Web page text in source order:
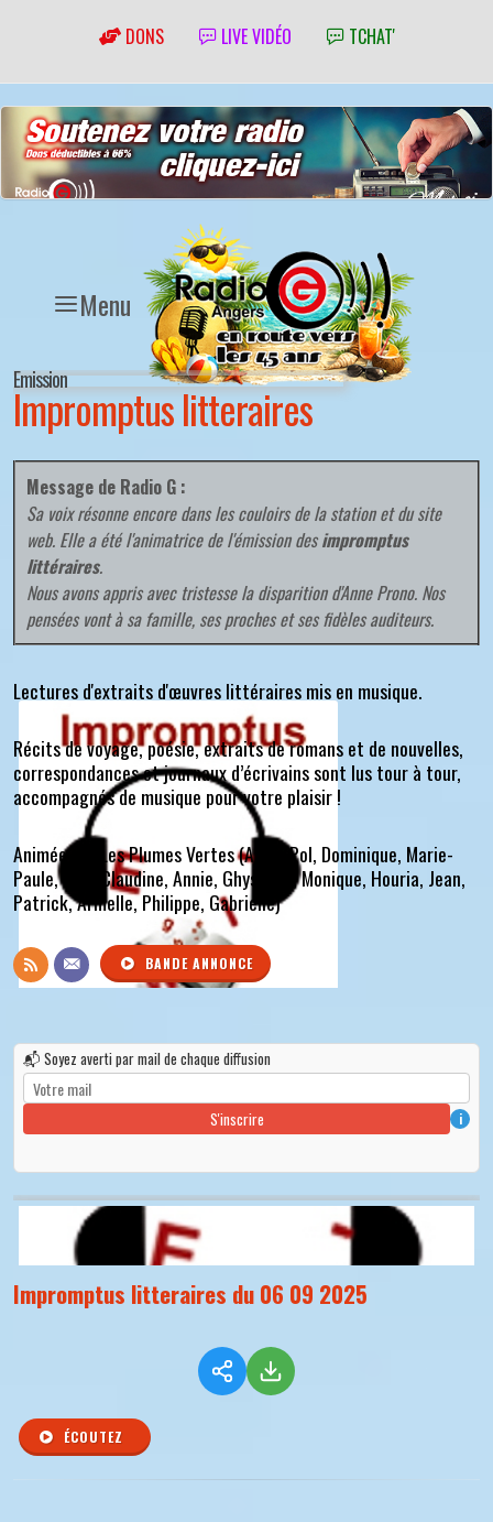
DONS LIVE VIDÉO TCHAT'
Menu
Emission
Impromptus litteraires
Message de Radio G :
Sa voix résonne encore dans les couloirs de la station et du site
web. Elle a été l'animatrice de l'émission desimpromptus
littéraires.
Nous avons appris avec tristesse la disparition d'Anne Prono. Nos
pensées vont à sa famille, ses proches et ses fidèles auditeurs.
Lectures d'extraits d'œuvres littéraires mis en musique.
Récits de voyage, poésie, extraits de romans et de nouvelles,
correspondances et journaux d’écrivains sont lus tour à tour,
accompagnés de musique pour votre plaisir !
Animée par Les Plumes Vertes (Anne, Pol, Dominique, Marie-
Paule, Ivan, Claudine, Annie, Ghyslaine, Monique, Houria, Jean,
Patrick, Armelle, Philippe, Gabrielle)
BANDE ANNONCE
📬 Soyez averti par mail de chaque diffusion
S'inscrire i
Impromptus litteraires du 06 09 2025
ÉCOUTEZ